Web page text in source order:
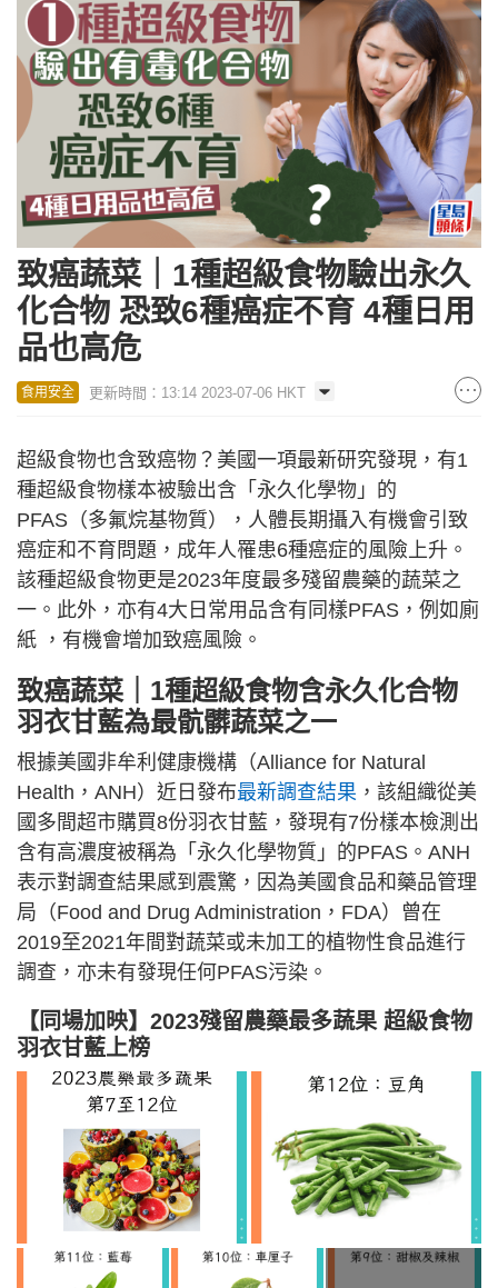
致癌蔬菜｜1種超級食物驗出永久
化合物 恐致6種癌症不育 4種日用
品也高危
食用安全 更新時間：13:14 2023-07-06 HKT
超級食物也含致癌物？美國一項最新研究發現，有1
種超級食物樣本被驗出含「永久化學物」的
PFAS（多氟烷基物質），人體長期攝入有機會引致
癌症和不育問題，成年人罹患6種癌症的風險上升。
該種超級食物更是2023年度最多殘留農藥的蔬菜之
一。此外，亦有4大日常用品含有同樣PFAS，例如廁
紙 ，有機會增加致癌風險。
致癌蔬菜｜1種超級食物含永久化合物
羽衣甘藍為最骯髒蔬菜之一
根據美國非牟利健康機構（Alliance for Natural
Health，ANH）近日發布最新調查結果 ，該組織從美
國多間超市購買8份羽衣甘藍，發現有7份樣本檢測出
含有高濃度被稱為「永久化學物質」的PFAS。ANH
表示對調查結果感到震驚，因為美國食品和藥品管理
局（Food and Drug Administration，FDA）曾在
2019至2021年間對蔬菜或未加工的植物性食品進行
調查，亦未有發現任何PFAS污染。
【同場加映】 2023殘留農藥最多蔬果 超級食物
羽衣甘藍上榜